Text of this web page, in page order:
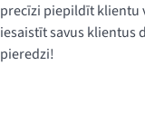
precīzi piepildīt klientu
iesaistīt savus klientus
pieredzi!